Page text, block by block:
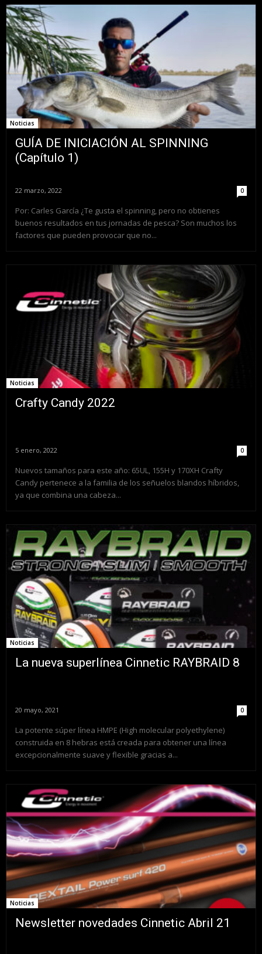
Noticias
GUÍA DE INICIACIÓN AL SPINNING
(Capítulo 1)
22 marzo, 2022 0
Por: Carles García ¿Te gusta el spinning, pero no obtienes
buenos resultados en tus jornadas de pesca? Son muchos los
factores que pueden provocar que no...
Noticias
Crafty Candy 2022
5 enero, 2022 0
Nuevos tamaños para este año: 65UL, 155H y 170XH Crafty
Candy pertenece a la familia de los señuelos blandos híbridos,
ya que combina una cabeza...
Noticias
La nueva superlínea Cinnetic RAYBRAID 8
20 mayo, 2021 0
La potente súper línea HMPE (High molecular polyethylene)
construida en 8 hebras está creada para obtener una línea
excepcionalmente suave y flexible gracias a...
Noticias
Newsletter novedades Cinnetic Abril 21